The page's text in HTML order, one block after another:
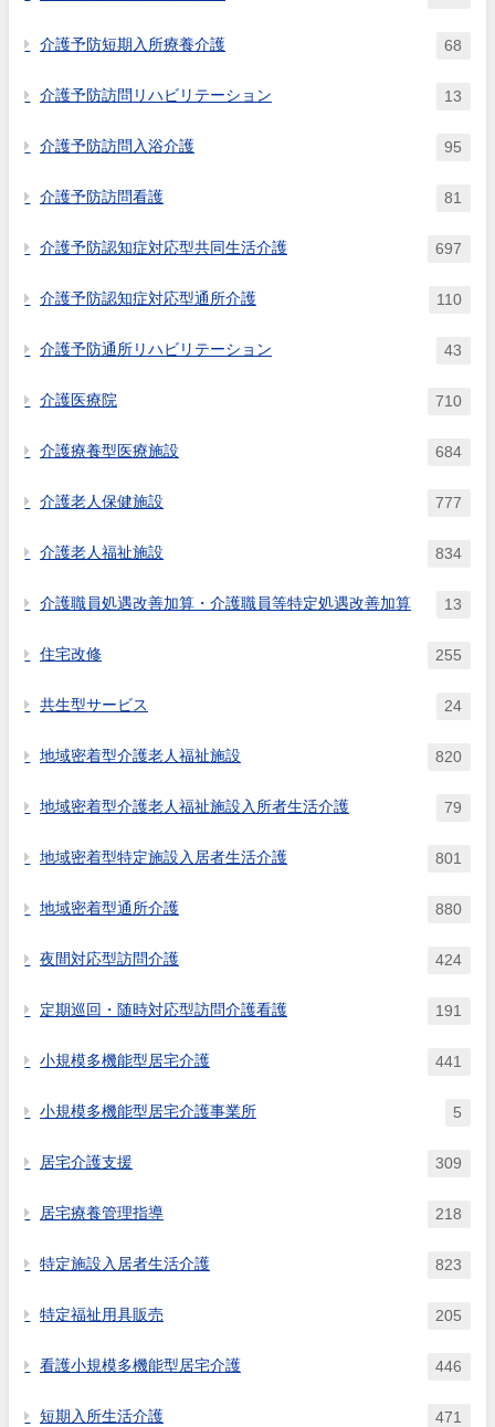
介護予防短期入所療養介護 68
介護予防訪問リハビリテーション 13
介護予防訪問入浴介護 95
介護予防訪問看護 81
介護予防認知症対応型共同生活介護 697
介護予防認知症対応型通所介護 110
介護予防通所リハビリテーション 43
介護医療院 710
介護療養型医療施設 684
介護老人保健施設 777
介護老人福祉施設 834
介護職員処遇改善加算・介護職員等特定処遇改善加算 13
住宅改修 255
共生型サービス 24
地域密着型介護老人福祉施設 820
地域密着型介護老人福祉施設入所者生活介護 79
地域密着型特定施設入居者生活介護 801
地域密着型通所介護 880
夜間対応型訪問介護 424
定期巡回・随時対応型訪問介護看護 191
小規模多機能型居宅介護 441
小規模多機能型居宅介護事業所 5
居宅介護支援 309
居宅療養管理指導 218
特定施設入居者生活介護 823
特定福祉用具販売 205
看護小規模多機能型居宅介護 446
短期入所生活介護 471